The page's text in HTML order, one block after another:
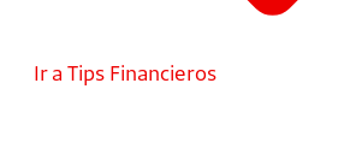
Ir a Tips Financieros